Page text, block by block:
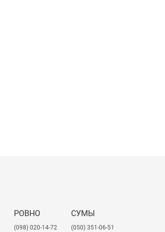
РОВНО
(098) 020-14-72
СУМЫ
(050) 351-06-51